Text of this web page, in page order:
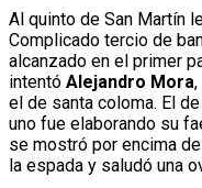
Al quinto de San Martín
Complicado tercio de
alcanzado en el primer
intentó Alejandro Mora
el de santa coloma. El
uno fue elaborando su
se mostró por encima
la espada y saludó una